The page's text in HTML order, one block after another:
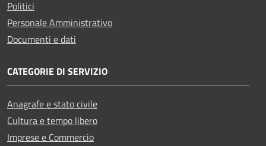
Politici
Personale Amministrativo
Documenti e dati
CATEGORIE DI SERVIZIO
Anagrafe e stato civile
Cultura e tempo libero
Imprese e Commercio